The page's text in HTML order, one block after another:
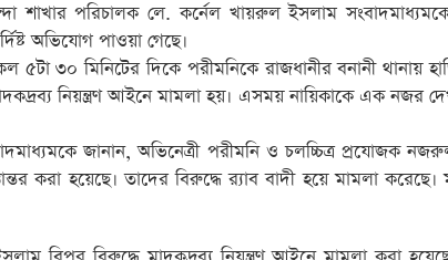
শাখার পরিচালক লে. কর্নেল খায়রুল ইসলাম
অভিযোগ পাওয়া গেছে।
৩০ মিনিটের দিকে পরীমনিকে রাজধানীর বনানী থানায়
নিয়ন্ত্রণ আইনে মামলা হয়। এসময় নায়িকাকে এক
জানান, অভিনেত্রী পরীমনি ও চলচ্চিত্র প্রযোজক
করা হয়েছে। তাদের বিরুদ্ধে র‍্যাব বাদী হয়ে মামলা